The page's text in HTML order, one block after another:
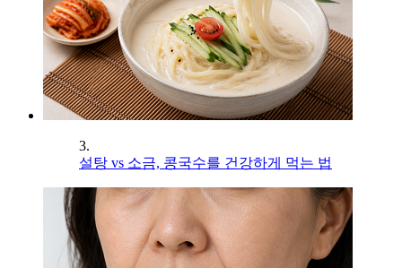
3.
설탕 vs 소금, 콩국수를 건강하게 먹는 법